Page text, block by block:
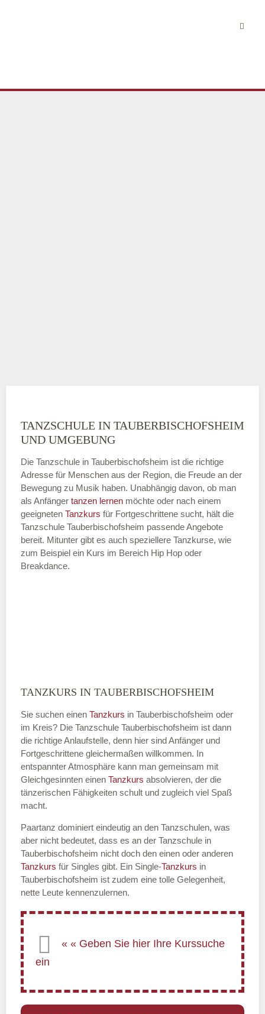
TANZSCHULE IN TAUBERBISCHOFSHEIM
UND UMGEBUNG
Die Tanzschule in Tauberbischofsheim ist die richtige
Adresse für Menschen aus der Region, die Freude an der
Bewegung zu Musik haben. Unabhängig davon, ob man
als Anfänger tanzen lernen möchte oder nach einem
geeigneten Tanzkurs für Fortgeschrittene sucht, hält die
Tanzschule Tauberbischofsheim passende Angebote
bereit. Mitunter gibt es auch speziellere Tanzkurse, wie
zum Beispiel ein Kurs im Bereich Hip Hop oder
Breakdance.
TANZKURS IN TAUBERBISCHOFSHEIM
Sie suchen einen Tanzkurs in Tauberbischofsheim oder
im Kreis? Die Tanzschule Tauberbischofsheim ist dann
die richtige Anlaufstelle, denn hier sind Anfänger und
Fortgeschrittene gleichermaßen willkommen. In
entspannter Atmosphäre kann man gemeinsam mit
Gleichgesinnten einen Tanzkurs absolvieren, der die
tänzerischen Fähigkeiten schult und zugleich viel Spaß
macht.
Paartanz dominiert eindeutig an den Tanzschulen, was
aber nicht bedeutet, dass es an der Tanzschule in
Tauberbischofsheim nicht doch den einen oder anderen
Tanzkurs für Singles gibt. Ein Single-Tanzkurs in
Tauberbischofsheim ist zudem eine tolle Gelegenheit,
nette Leute kennenzulernen.